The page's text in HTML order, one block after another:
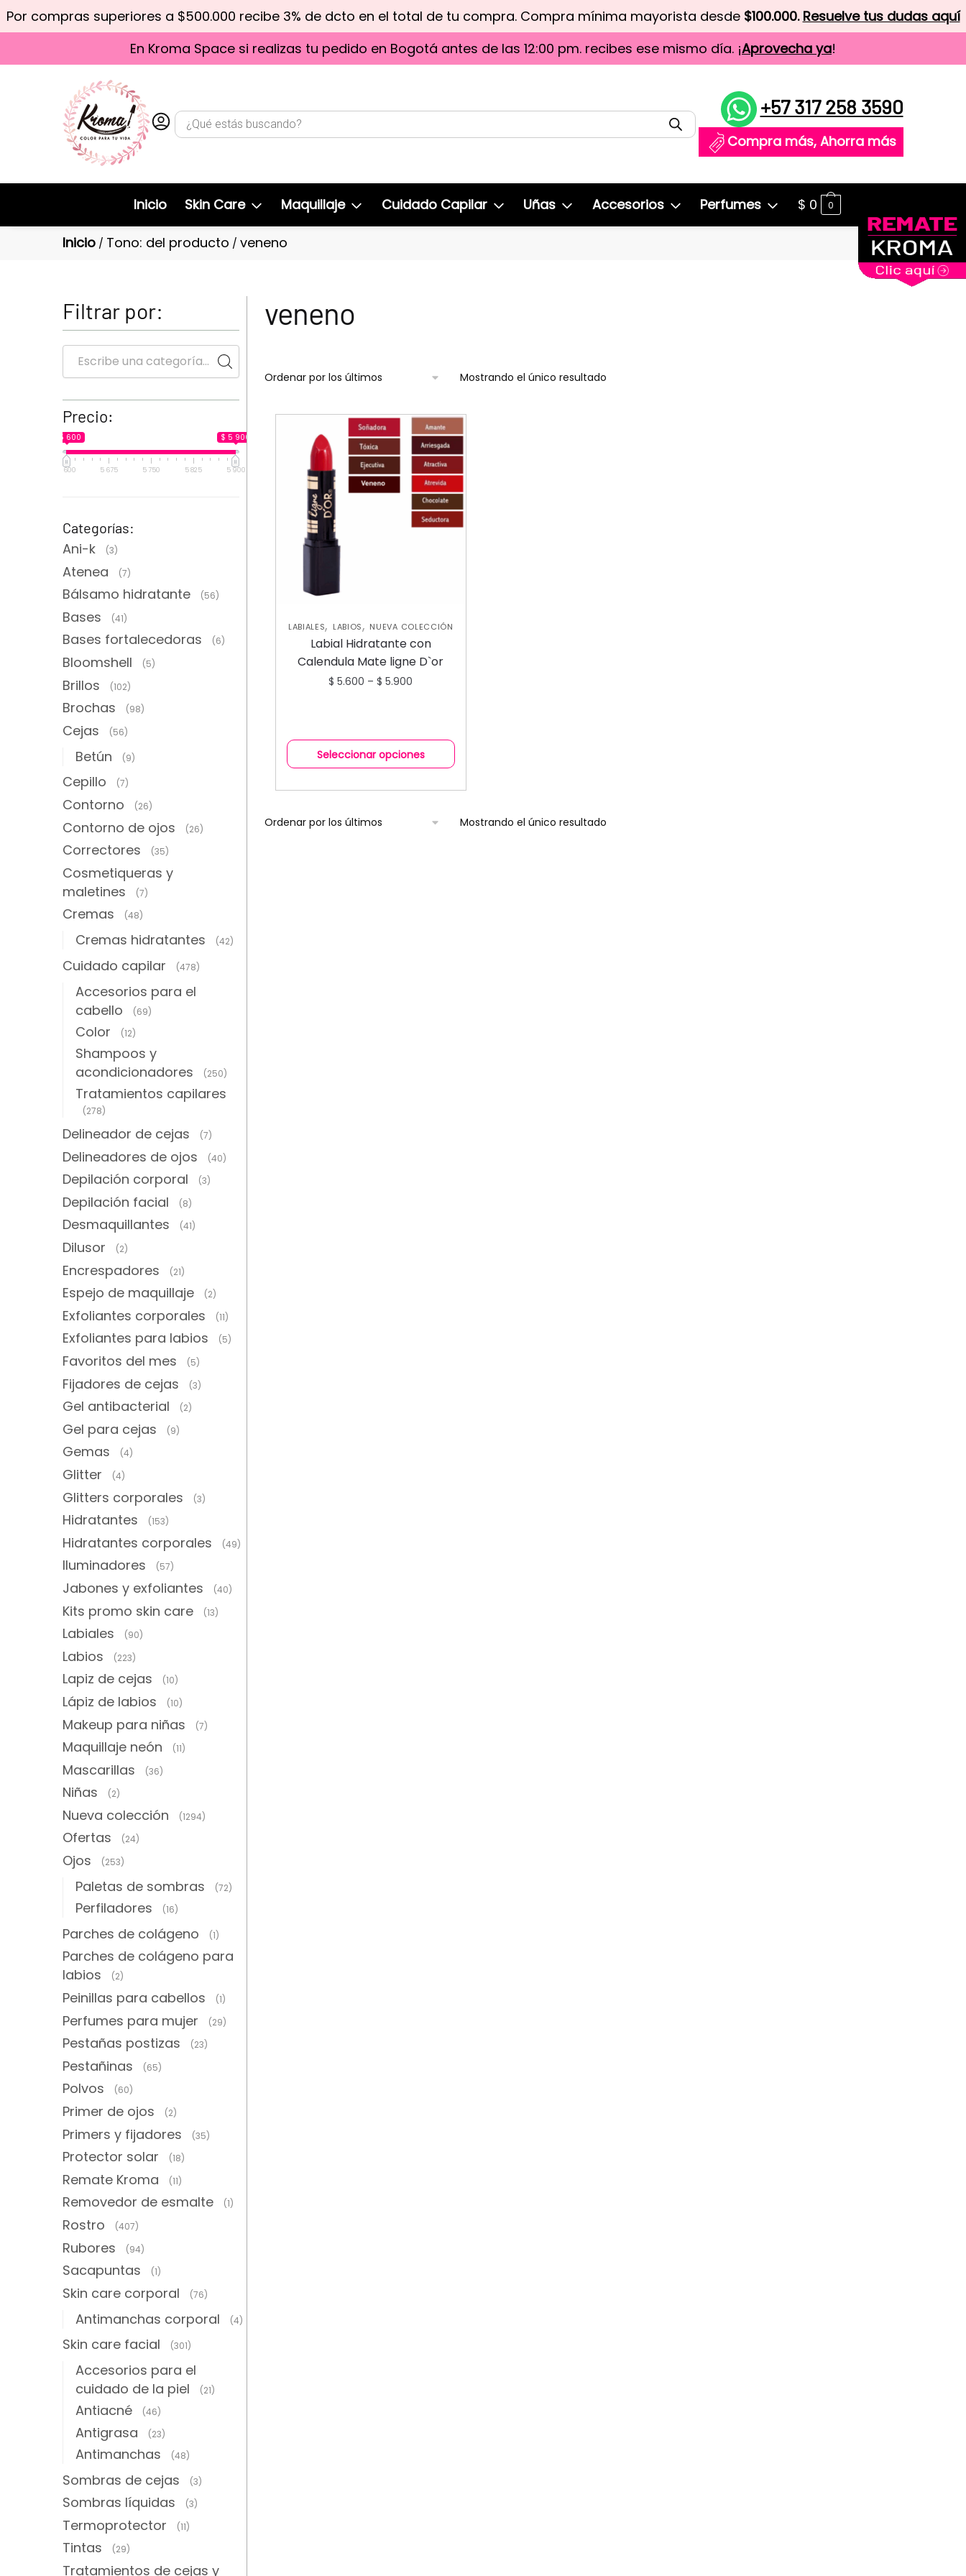
Por compras superiores a $500.000 recibe 3% de dcto en el total de tu compra. Compra mínima mayorista desde $100.000. Resuelve tus dudas aquí
En Kroma Space si realizas tu pedido en Bogotá antes de las 12:00 pm. recibes ese mismo día. ¡Aprovecha ya!
+57 317 258 3590
Compra más, Ahorra más
Inicio Skin Care Maquillaje Cuidado Capilar Uñas Accesorios Perfumes $ 0 0
Inicio / Tono: del producto / veneno
veneno
Mostrando el único resultado
LABIALES, LABIOS, NUEVA COLECCIÓN
Labial Hidratante con
Calendula Mate ligne D`or
$ 5.600 – $ 5.900
Seleccionar opciones
Mostrando el único resultado
Filtrar por:
Precio:
$ 5 600 $ 5 900
5 600 5 675 5 750 5 825 5 900
Categorías:
Ani-k (3)
Atenea (7)
Bálsamo hidratante (56)
Bases (41)
Bases fortalecedoras (6)
Bloomshell (5)
Brillos (102)
Brochas (98)
Cejas (56)
Betún (9)
Cepillo (7)
Contorno (26)
Contorno de ojos (26)
Correctores (35)
Cosmetiqueras y
maletines
(7)
Cremas (48)
Cremas hidratantes (42)
Cuidado capilar (478)
Accesorios para el
cabello
(69)
Color (12)
Shampoos y
acondicionadores
(250)
Tratamientos capilares
(278)
Delineador de cejas (7)
Delineadores de ojos (40)
Depilación corporal (3)
Depilación facial (8)
Desmaquillantes (41)
Dilusor (2)
Encrespadores (21)
Espejo de maquillaje (2)
Exfoliantes corporales (11)
Exfoliantes para labios (5)
Favoritos del mes (5)
Fijadores de cejas (3)
Gel antibacterial (2)
Gel para cejas (9)
Gemas (4)
Glitter (4)
Glitters corporales (3)
Hidratantes (153)
Hidratantes corporales (49)
Iluminadores (57)
Jabones y exfoliantes (40)
Kits promo skin care (13)
Labiales (90)
Labios (223)
Lapiz de cejas (10)
Lápiz de labios (10)
Makeup para niñas (7)
Maquillaje neón (11)
Mascarillas (36)
Niñas (2)
Nueva colección (1294)
Ofertas (24)
Ojos (253)
Paletas de sombras (72)
Perfiladores (16)
Parches de colágeno (1)
Parches de colágeno para
labios
(2)
Peinillas para cabellos (1)
Perfumes para mujer (29)
Pestañas postizas (23)
Pestañinas (65)
Polvos (60)
Primer de ojos (2)
Primers y fijadores (35)
Protector solar (18)
Remate Kroma (11)
Removedor de esmalte (1)
Rostro (407)
Rubores (94)
Sacapuntas (1)
Skin care corporal (76)
Antimanchas corporal (4)
Skin care facial (301)
Accesorios para el
cuidado de la piel
(21)
Antiacné (46)
Antigrasa (23)
Antimanchas (48)
Sombras de cejas (3)
Sombras líquidas (3)
Termoprotector (11)
Tintas (29)
Tratamientos de cejas y